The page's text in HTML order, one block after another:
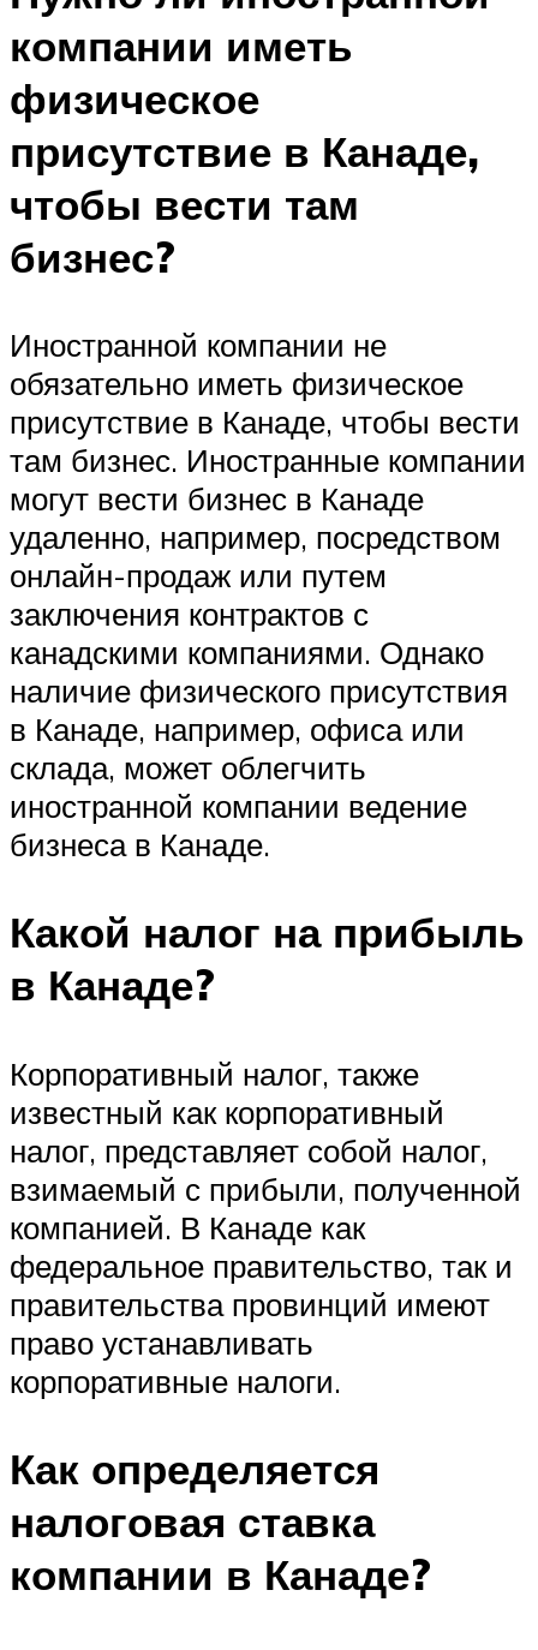
компании иметь
физическое
присутствие в Канаде,
чтобы вести там
бизнес?
Иностранной компании не
обязательно иметь физическое
присутствие в Канаде, чтобы вести
там бизнес. Иностранные компании
могут вести бизнес в Канаде
удаленно, например, посредством
онлайн-продаж или путем
заключения контрактов с
канадскими компаниями. Однако
наличие физического присутствия
в Канаде, например, офиса или
склада, может облегчить
иностранной компании ведение
бизнеса в Канаде.
Какой налог на прибыль
в Канаде?
Корпоративный налог, также
известный как корпоративный
налог, представляет собой налог,
взимаемый с прибыли, полученной
компанией. В Канаде как
федеральное правительство, так и
правительства провинций имеют
право устанавливать
корпоративные налоги.
Как определяется
налоговая ставка
компании в Канаде?